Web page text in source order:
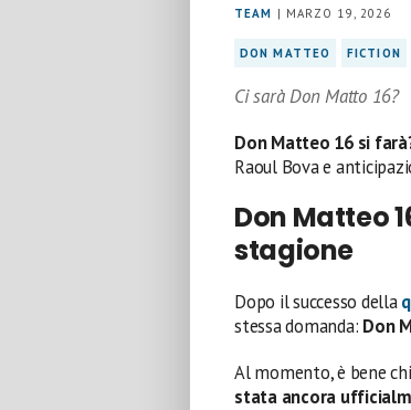
TEAM | MARZO 19, 2026
DON MATTEO FICTION
Ci sarà Don Matto 16?
Don Matteo 16 si
Raoul Bova e
Don Matteo
stagione
Dopo il successo della
stessa domanda: Don
Al momento, è bene
stata ancora